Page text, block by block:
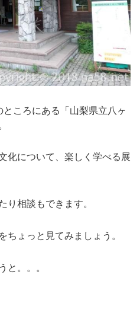
ころにある「山梨県立八ヶ
化について、楽しく学べる展
り相談もできます。
ちょっと見てみましょう。
と。。。